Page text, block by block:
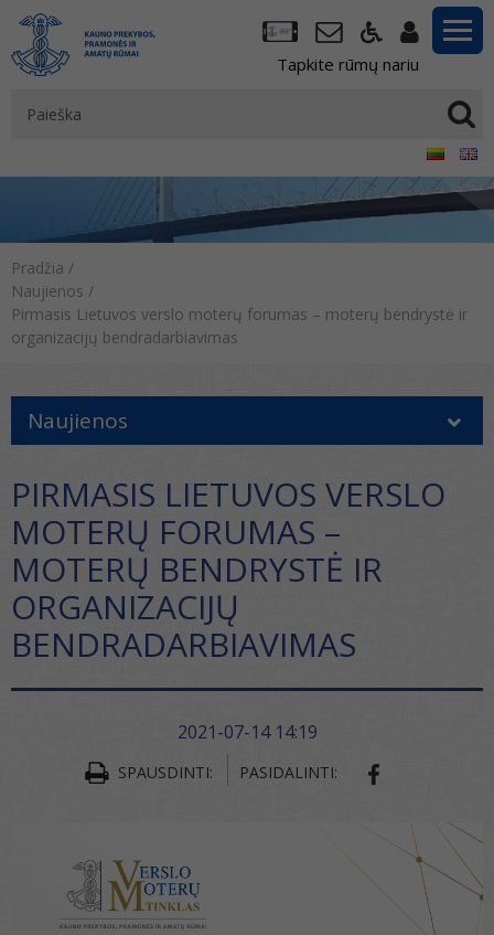
Tapkite rūmų nariu
Pradžia /
Naujienos /
Pirmasis Lietuvos verslo moterų forumas – moterų bendrystė ir
organizacijų bendradarbiavimas
Naujienos
PIRMASIS LIETUVOS VERSLO
MOTERŲ FORUMAS –
MOTERŲ BENDRYSTĖ IR
ORGANIZACIJŲ
BENDRADARBIAVIMAS
2021-07-14 14:19
SPAUSDINTI: PASIDALINTI: